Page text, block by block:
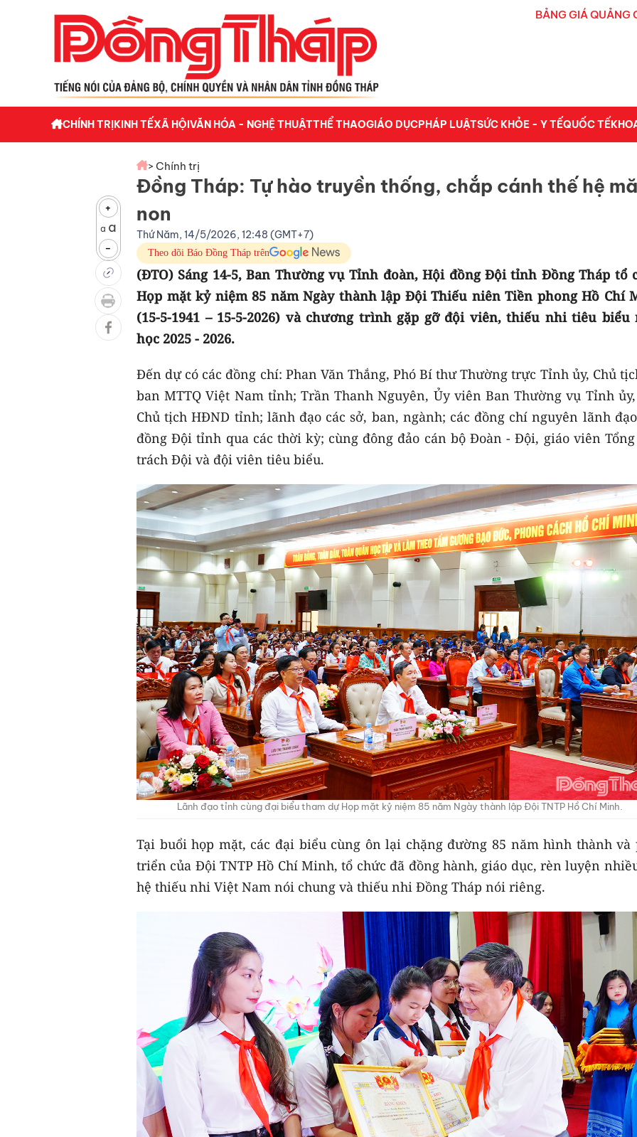
BẢNG GIÁ QUẢNG
CHÍNH TRỊKINH TẾXÃ HỘIVĂN HÓA - NGHỆ THUẬTTHỂ THAOGIÁO DỤCPHÁP LUẬTSỨC KHỎE - Y TẾQUỐC TẾ
+
a a
-
> Chính trị
Đồng Tháp: Tự hào truyền thống, chắp cánh thế hệ
non
Thứ Năm, 14/5/2026, 12:48 (GMT+7)
Theo dõi Báo Đồng Tháp trên
(ĐTO) Sáng 14-5, Ban Thường vụ Tỉnh đoàn, Hội đồng Đội tỉnh Đồng Tháp tổ
Họp mặt kỷ niệm 85 năm Ngày thành lập Đội Thiếu niên Tiền phong Hồ Chí
(15-5-1941 – 15-5-2026) và chương trình gặp gỡ đội viên, thiếu nhi tiêu biểu
học 2025 - 2026.
Đến dự có các đồng chí: Phan Văn Thắng, Phó Bí thư Thường trực Tỉnh ủy, Chủ
ban MTTQ Việt Nam tỉnh; Trần Thanh Nguyên, Ủy viên Ban Thường vụ Tỉnh
Chủ tịch HĐND tỉnh; lãnh đạo các sở, ban, ngành; các đồng chí nguyên lãnh
đồng Đội tỉnh qua các thời kỳ; cùng đông đảo cán bộ Đoàn - Đội, giáo viên
trách Đội và đội viên tiêu biểu.
Lãnh đạo tỉnh cùng đại biểu tham dự Họp mặt kỷ niệm 85 năm Ngày thành lập Đội TNTP Hồ Chí Minh.
Tại buổi họp mặt, các đại biểu cùng ôn lại chặng đường 85 năm hình thành và
triển của Đội TNTP Hồ Chí Minh, tổ chức đã đồng hành, giáo dục, rèn luyện
hệ thiếu nhi Việt Nam nói chung và thiếu nhi Đồng Tháp nói riêng.